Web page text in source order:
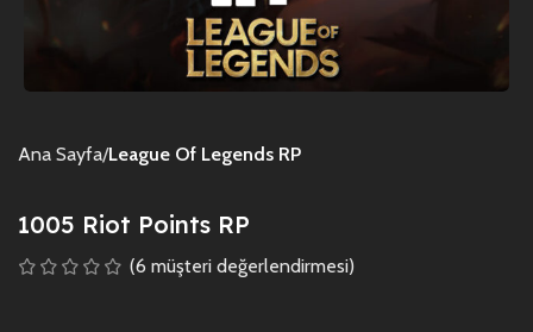
Ana Sayfa League Of Legends RP
1005 Riot Points RP
(6 müşteri değerlendirmesi)